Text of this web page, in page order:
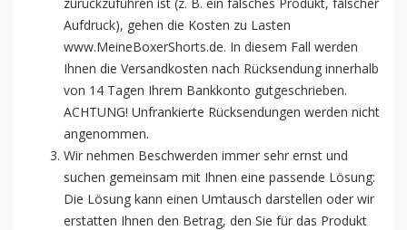
Aufdruck), gehen die Kosten zu Lasten
www.MeineBoxerShorts.de. In diesem Fall werden
Ihnen die Versandkosten nach Rücksendung innerhalb
von 14 Tagen Ihrem Bankkonto gutgeschrieben.
ACHTUNG! Unfrankierte Rücksendungen werden nicht
angenommen.
Wir nehmen Beschwerden immer sehr ernst und
suchen gemeinsam mit Ihnen eine passende Lösung:
Die Lösung kann einen Umtausch darstellen oder wir
erstatten Ihnen den Betrag, den Sie für das Produkt